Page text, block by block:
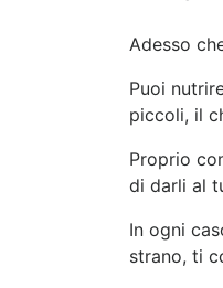
Adesso
Puoi
piccoli, il
Proprio
di darli al
In ogni
strano, ti